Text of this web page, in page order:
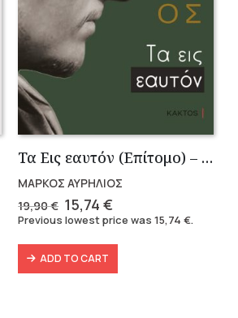
Τα Εις εαυτόν (Επίτομο) – Μάρκος Αυρήλιος
ΜΑΡΚΟΣ ΑΥΡΗΛΙΟΣ
19,90€ Original
price
19,90 €.
15,74€
price
15,74 €.
Previous lowest price was15,74€.
ADD TO CART